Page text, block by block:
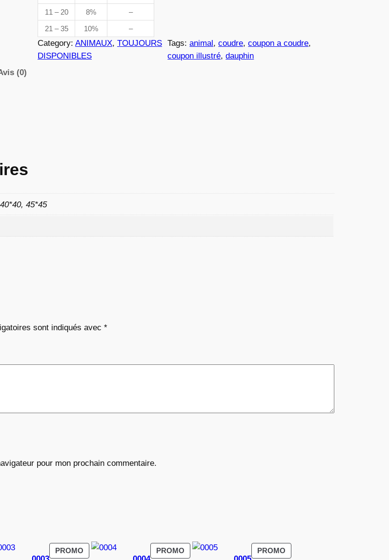
x
€
à
€
0
4
11 – 20
8%
–
21 – 35
10% –
Category: ANIMAUX, TOUJOURS
DISPONIBLES
Tags:animal, coudre, coupon a coudre
coupon illustré, dauphin
(0)
45*45
sont indiqués avec *
pour mon prochain commentaire.
PROMOPRODUIT
PROMOPRODUIT
PROMOPRODUIT